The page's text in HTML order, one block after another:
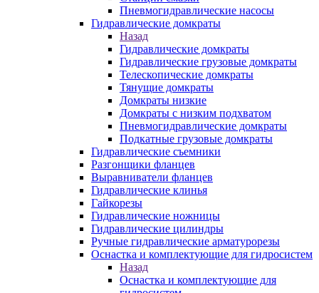
Пневмогидравлические насосы
Гидравлические домкраты
Назад
Гидравлические домкраты
Гидравлические грузовые домкраты
Телескопические домкраты
Тянущие домкраты
Домкраты низкие
Домкраты с низким подхватом
Пневмогидравлические домкраты
Подкатные грузовые домкраты
Гидравлические съемники
Разгонщики фланцев
Выравниватели фланцев
Гидравлические клинья
Гайкорезы
Гидравлические ножницы
Гидравлические цилиндры
Ручные гидравлические арматурорезы
Оснастка и комплектующие для гидросистем
Назад
Оснастка и комплектующие для